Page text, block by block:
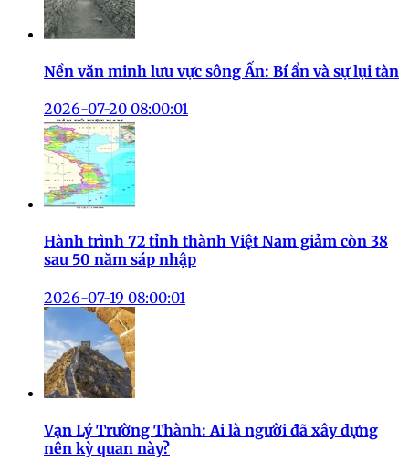
Nền văn minh lưu vực sông Ấn: Bí ẩn và sự lụi tàn
2026-07-20 08:00:01
Hành trình 72 tỉnh thành Việt Nam giảm còn 38
sau 50 năm sáp nhập
2026-07-19 08:00:01
Vạn Lý Trường Thành: Ai là người đã xây dựng
nên kỳ quan này?